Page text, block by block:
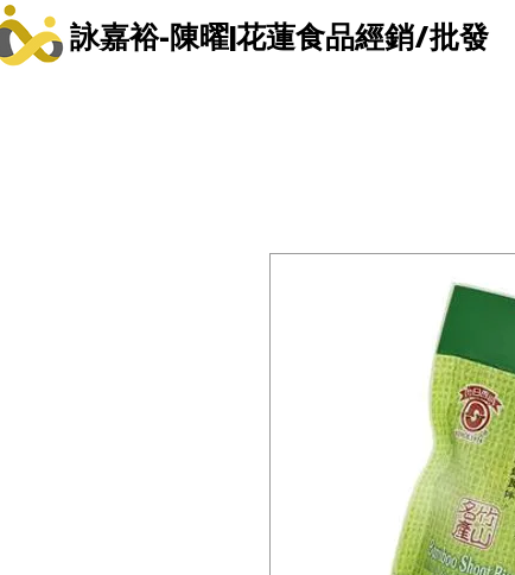
詠嘉裕-陳曜|花蓮食品經銷/批發